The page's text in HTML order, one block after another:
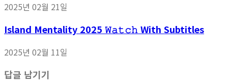
2025년 02월 21일
Island Mentality 2025 𝚆𝚊𝚝𝚌𝚑 With Subtitles
2025년 02월 11일
답글 남기기